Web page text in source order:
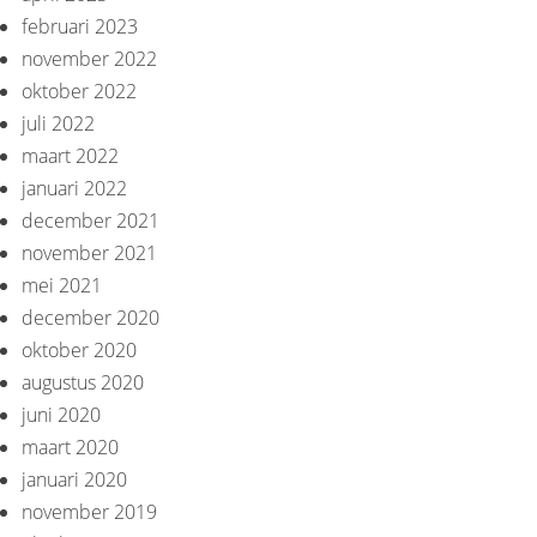
februari 2023
november 2022
oktober 2022
juli 2022
maart 2022
januari 2022
december 2021
november 2021
mei 2021
december 2020
oktober 2020
augustus 2020
juni 2020
maart 2020
januari 2020
november 2019